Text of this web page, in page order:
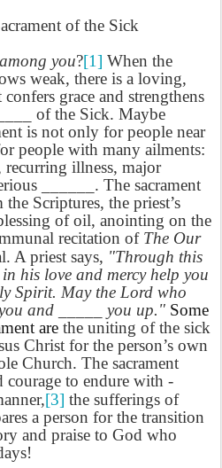
of the Sick
you?[1] When the
weak, there is a loving,
grace and strengthens
of the Sick. Maybe
is not only for people near
people with many ailments:
recurring illness, major
______. The sacrament
Scriptures, the priest’s
of oil, anointing on the
recitation of The Our
A priest says, "Through this
his love and mercy help you
Spirit. May the Lord who
and _____ you up." Some
are the uniting of the sick
Christ for the person’s own
Church. The sacrament
courage to endure with
[3] the sufferings of
a person for the transition
and praise to God who